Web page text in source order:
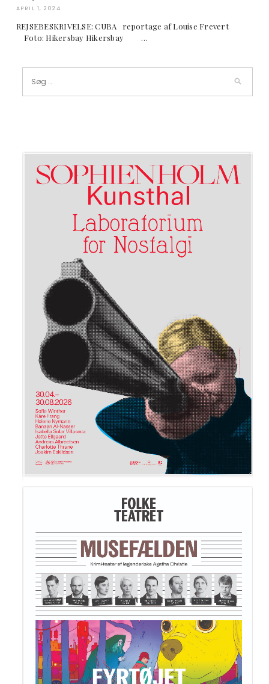
APRIL 1, 2024
REJSEBESKRIVELSE: CUBA reportage af Louise Frevert
Foto: Hikersbay Hikersbay …